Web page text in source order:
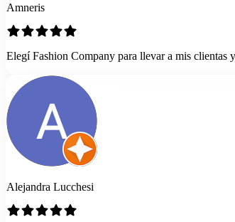
Amneris
Elegí Fashion Company para llevar a mis clientas
Alejandra Lucchesi